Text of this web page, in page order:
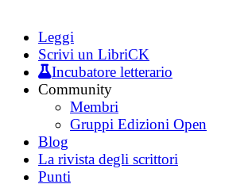
Leggi
Scrivi un LibriCK
Incubatore letterario
Community
Membri
Gruppi Edizioni Open
Blog
La rivista degli scrittori
Punti